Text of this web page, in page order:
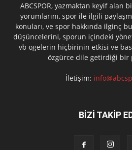
ABCSPOR, yazmaktan keyif alan
yorumlarını, spor ile ilgili
konuları, ve spor hakkında ilginç
düşüncelerini, sporun içindeki
vb ögelerin hiçbirinin etkisi ve
özgürce dile getirdiği bir
İletişim:
BİZİ TAKİP